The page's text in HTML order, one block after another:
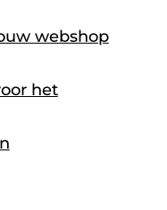
webshop
het